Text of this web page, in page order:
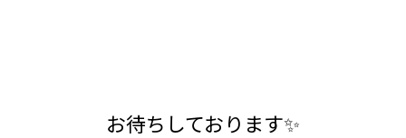
お待ちしております✨